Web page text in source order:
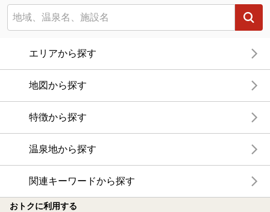
エリアから探す
地図から探す
特徴から探す
温泉地から探す
関連キーワードから探す
おトクに利用する